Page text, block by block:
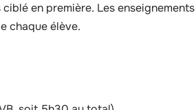
en première. Les
chaque élève.